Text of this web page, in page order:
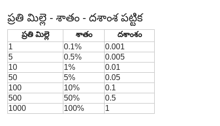
ప్రతి మిల్లె - శాతం - దశాంశ పట్టిక
ప్రతి మిల్లె శాతం
దశాంశం
1
0.1%
0.001
5
0.5%
0.005
10
1%
0.01
50
5%
0.05
100
10%
0.1
500
50%
0.5
1000
100% 1